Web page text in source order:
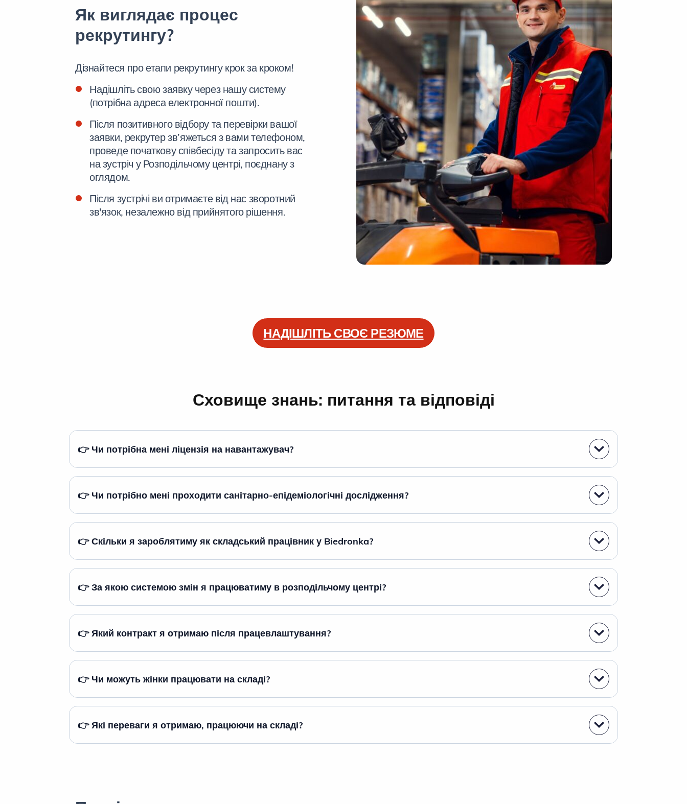
Як виглядає процес
рекрутингу?
Дізнайтеся про етапи рекрутингу крок за кроком!
Надішліть свою заявку через нашу систему
(потрібна адреса електронної пошти).
Після позитивного відбору та перевірки вашої
заявки, рекрутер зв’яжеться з вами телефоном,
проведе початкову співбесіду та запросить вас
на зустріч у Розподільчому центрі, поєднану з
оглядом.
Після зустрічі ви отримаєте від нас зворотний
зв'язок, незалежно від прийнятого рішення.
НАДІШЛІТЬ СВОЄ РЕЗЮМЕ
Сховище знань: питання та відповіді
👉 Чи потрібна мені ліцензія на навантажувач?
👉 Чи потрібно мені проходити санітарно-епідеміологічні дослідження?
👉 Скільки я зароблятиму як складський працівник у Biedronka?
👉 За якою системою змін я працюватиму в розподільчому центрі?
👉 Який контракт я отримаю після працевлаштування?
👉 Чи можуть жінки працювати на складі?
👉 Які переваги я отримаю, працюючи на складі?